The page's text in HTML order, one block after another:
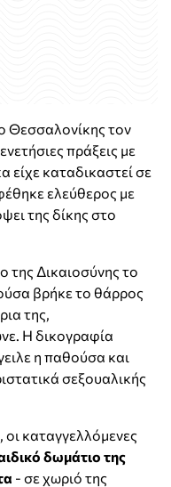
Θεσσαλονίκης τον
πράξεις με
είχε καταδικαστεί σε
ελεύθερος με
της δίκης στο
της Δικαιοσύνης το
βρήκε το θάρρος
της,
Η δικογραφία
η παθούσα και
σεξουαλικής
οι καταγγελλόμενες
δωμάτιο της
- σε χωριό της